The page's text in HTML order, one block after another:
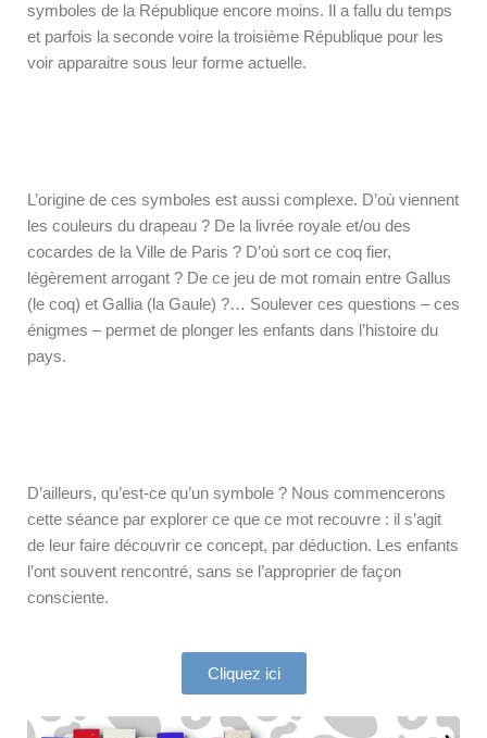
symboles de la République encore moins. Il a fallu du temps
et parfois la seconde voire la troisième République pour les
voir apparaitre sous leur forme actuelle.
L’origine de ces symboles est aussi complexe. D’où viennent
les couleurs du drapeau ? De la livrée royale et/ou des
cocardes de la Ville de Paris ? D’où sort ce coq fier,
légèrement arrogant ? De ce jeu de mot romain entre Gallus
(le coq) et Gallia (la Gaule) ?… Soulever ces questions – ces
énigmes – permet de plonger les enfants dans l’histoire du
pays.
D’ailleurs, qu’est-ce qu’un symbole ? Nous commencerons
cette séance par explorer ce que ce mot recouvre : il s’agit
de leur faire découvrir ce concept, par déduction. Les enfants
l’ont souvent rencontré, sans se l’approprier de façon
consciente.
Cliquez ici